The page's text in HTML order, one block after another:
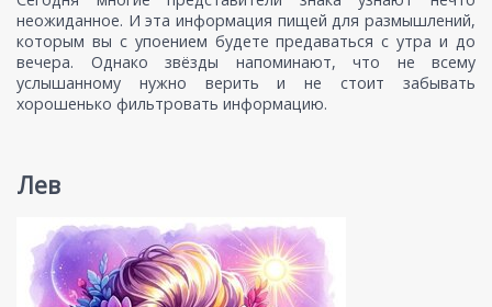
неожиданное. И эта информация пищей для размышлений,
которым вы с упоением будете предаваться с утра и до
вечера. Однако звёзды напоминают, что не всему
услышанному нужно верить и не стоит забывать
хорошенько фильтровать информацию.
Лев